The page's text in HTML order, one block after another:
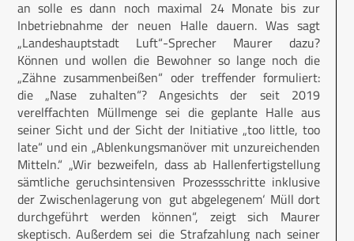
an solle es dann noch maximal 24 Monate bis zur
Inbetriebnahme der neuen Halle dauern. Was sagt
„Landeshauptstadt Luft“-Sprecher Maurer dazu?
Können und wollen die Bewohner so lange noch die
„Zähne zusammenbeißen“ oder treffender formuliert:
die „Nase zuhalten“? Angesichts der seit 2019
verelffachten Müllmenge sei die geplante Halle aus
seiner Sicht und der Sicht der Initiative „too little, too
late“ und ein „Ablenkungsmanöver mit unzureichenden
Mitteln.“ „Wir bezweifeln, dass ab Hallenfertigstellung
sämtliche geruchsintensiven Prozessschritte inklusive
der Zwischenlagerung von ‚gut abgelegenem‘ Müll dort
durchgeführt werden können“, zeigt sich Maurer
skeptisch. Außerdem sei die Strafzahlung nach seiner